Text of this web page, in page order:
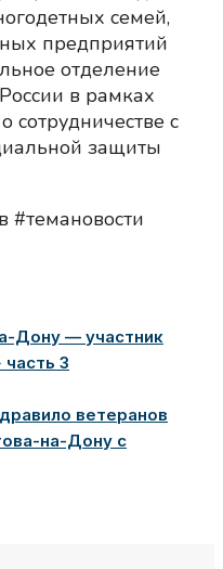
семей,
предприятий
отделение
в рамках
сотрудничестве с
защиты
Дону — участник
3
ветеранов
на-Дону с